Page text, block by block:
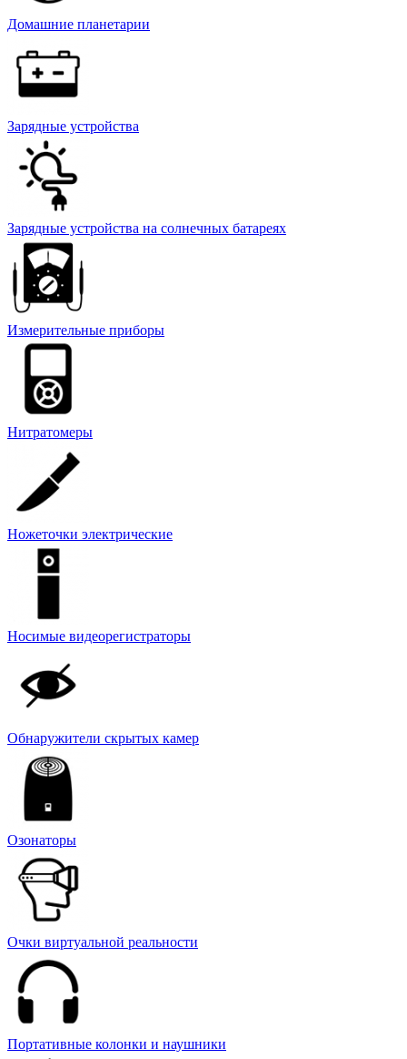
Домашние планетарии
Зарядные устройства
Зарядные устройства на солнечных батареях
Измерительные приборы
Нитратомеры
Ножеточки электрические
Носимые видеорегистраторы
Обнаружители скрытых камер
Озонаторы
Очки виртуальной реальности
Портативные колонки и наушники